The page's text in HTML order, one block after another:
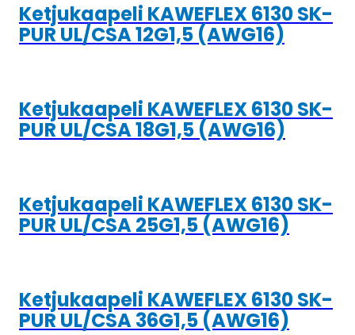
Ketjukaapeli KAWEFLEX 6130 SK-
PUR UL/CSA 12G1,5 (AWG16)
Ketjukaapeli KAWEFLEX 6130 SK-
PUR UL/CSA 18G1,5 (AWG16)
Ketjukaapeli KAWEFLEX 6130 SK-
PUR UL/CSA 25G1,5 (AWG16)
Ketjukaapeli KAWEFLEX 6130 SK-
PUR UL/CSA 36G1,5 (AWG16)